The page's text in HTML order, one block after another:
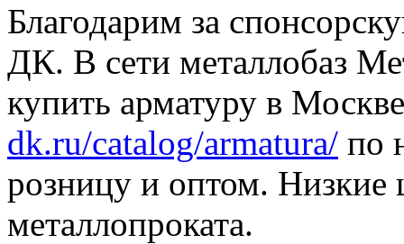
Благодарим за
ДК. В сети металлобаз
купить арматуру в
dk.ru/catalog/armatura/ по
розницу и оптом. Низкие
металлопроката.